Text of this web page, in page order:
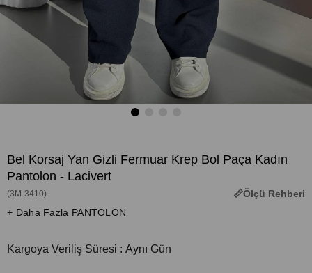
Bel Korsaj Yan Gizli Fermuar Krep Bol Paça Kadın
Pantolon - Lacivert
(3M-3410)
Ölçü Rehberi
+ Daha Fazla PANTOLON
Kargoya Veriliş Süresi : Aynı Gün